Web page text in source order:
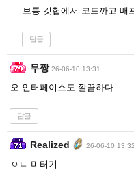
보통 깃헙에서 코드까고 배
답글
무짱 26-06-10 13:31
오 인터페이스도 깔끔하다
답글
Realized 26-06-10 13:32
ㅇㄷ 미터기